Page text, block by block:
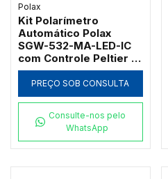
Polax
Kit Polarímetro
Automático Polax
SGW-532-MA-LED-IC
com Controle Peltier e
Microtubo 0,8ml
PREÇO SOB CONSULTA
Consulte-nos pelo
WhatsApp